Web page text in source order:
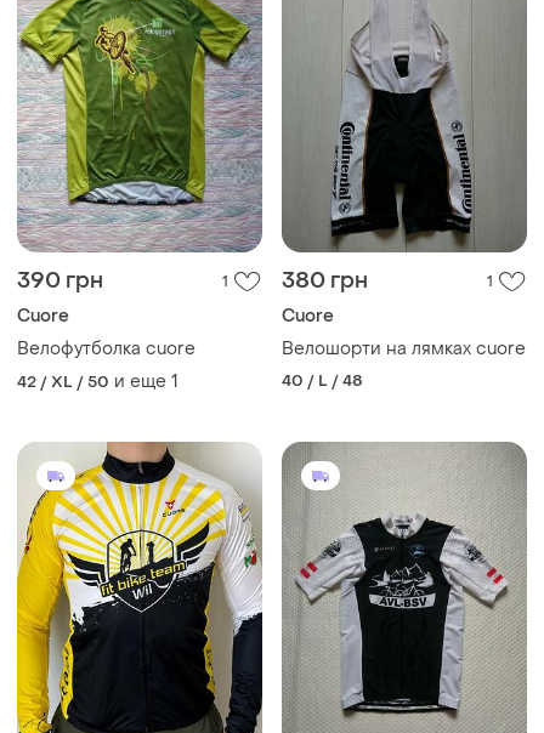
390 грн 1
Cuore
Велофутболка cuore
42 / XL / 50 и еще 1
380 грн 1
Cuore
Велошорти на лямках cuore
40 / L / 48